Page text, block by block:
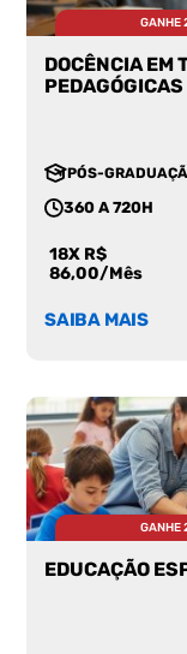
GANHE
DOCÊNCIA EM
PEDAGÓGICAS
PÓS-
360 A 720H
18X R$
86,00/Mês
SAIBA MAIS
GANHE
EDUCAÇÃO